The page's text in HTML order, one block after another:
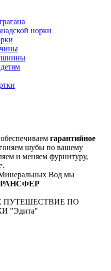
норки
гарантийное
шубы по вашему
и меняем фурнитуру,
Минеральных Вод мы
ПУТЕШЕСТВИЕ ПО
"Эдита"